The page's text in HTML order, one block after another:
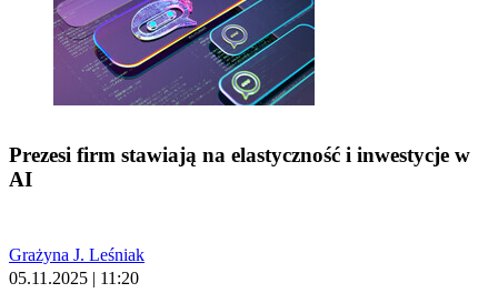
Prezesi firm stawiają na elastyczność i inwestycje w
AI
Grażyna J. Leśniak
05.11.2025 | 11:20